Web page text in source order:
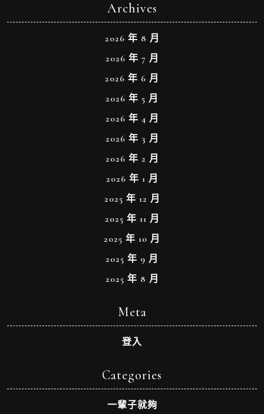
Archives
2026 年 8 月
2026 年 7 月
2026 年 6 月
2026 年 5 月
2026 年 4 月
2026 年 3 月
2026 年 2 月
2026 年 1 月
2025 年 12 月
2025 年 11 月
2025 年 10 月
2025 年 9 月
2025 年 8 月
Meta
登入
Categories
一輩子就夠